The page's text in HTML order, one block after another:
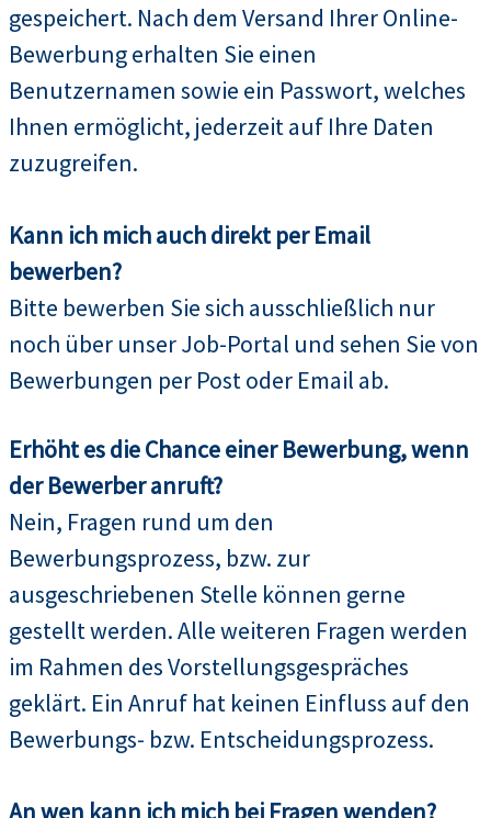
gespeichert. Nach dem Versand Ihrer Online-
Bewerbung erhalten Sie einen
Benutzernamen sowie ein Passwort, welches
Ihnen ermöglicht, jederzeit auf Ihre Daten
zuzugreifen.
Kann ich mich auch direkt per Email
bewerben?
Bitte bewerben Sie sich ausschließlich nur
noch über unser Job-Portal und sehen Sie von
Bewerbungen per Post oder Email ab.
Erhöht es die Chance einer Bewerbung, wenn
der Bewerber anruft?
Nein, Fragen rund um den
Bewerbungsprozess, bzw. zur
ausgeschriebenen Stelle können gerne
gestellt werden. Alle weiteren Fragen werden
im Rahmen des Vorstellungsgespräches
geklärt. Ein Anruf hat keinen Einfluss auf den
Bewerbungs- bzw. Entscheidungsprozess.
An wen kann ich mich bei Fragen wenden?